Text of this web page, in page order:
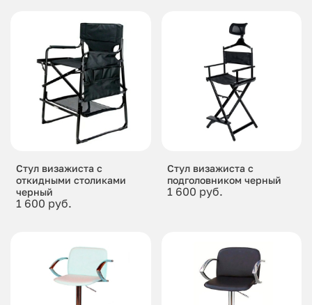
Стул визажиста с
откидными столиками
черный
1 600 руб.
Стул визажиста с
подголовником черный
1 600 руб.